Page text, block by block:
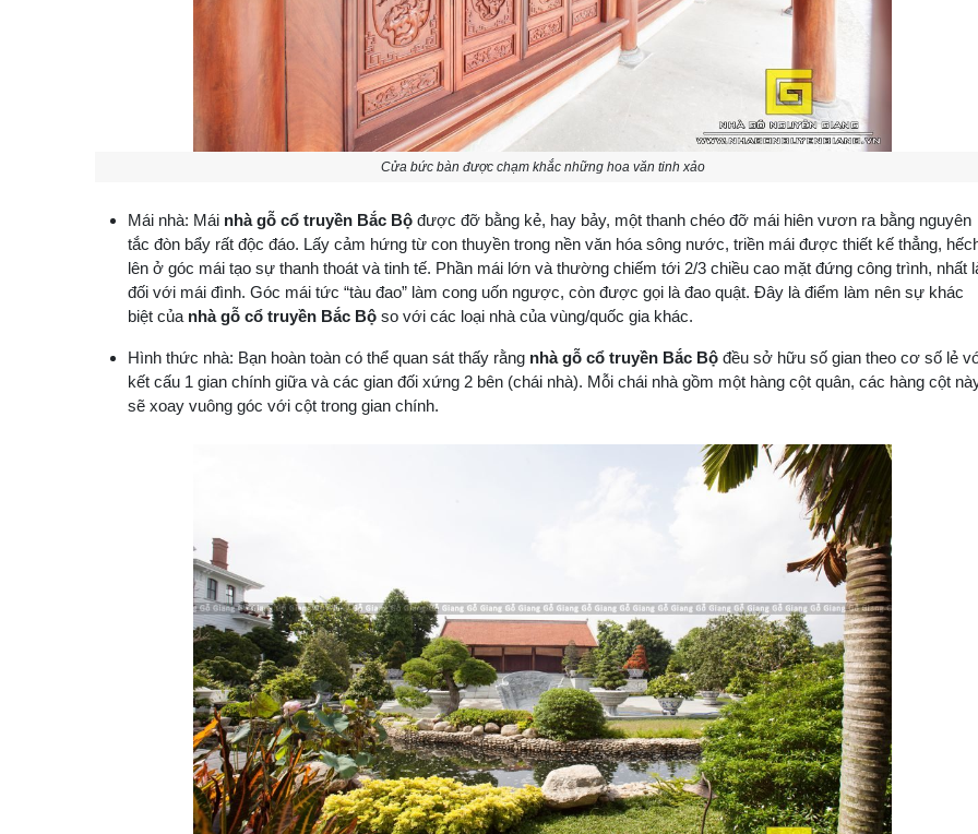
Cửa bức bàn được chạm khắc những hoa văn tinh xảo
Mái nhà: Mái nhà gỗ cổ truyền Bắc Bộ được đỡ bằng kẻ, hay bảy, một thanh chéo đỡ mái hiên vươn ra bằng nguyên
tắc đòn bẩy rất độc đáo. Lấy cảm hứng từ con thuyền trong nền văn hóa sông nước, triền mái được thiết kế thẳng,
lên ở góc mái tạo sự thanh thoát và tinh tế. Phần mái lớn và thường chiếm tới 2/3 chiều cao mặt đứng công trình, nhất
đối với mái đình. Góc mái tức “tàu đao” làm cong uốn ngược, còn được gọi là đao quật. Đây là điểm làm nên sự khác
biệt của nhà gỗ cổ truyền Bắc Bộ so với các loại nhà của vùng/quốc gia khác.
Hình thức nhà: Bạn hoàn toàn có thể quan sát thấy rằng nhà gỗ cổ truyền Bắc Bộ đều sở hữu số gian theo cơ số lẻ
kết cấu 1 gian chính giữa và các gian đối xứng 2 bên (chái nhà). Mỗi chái nhà gồm một hàng cột quân, các hàng cột
sẽ xoay vuông góc với cột trong gian chính.